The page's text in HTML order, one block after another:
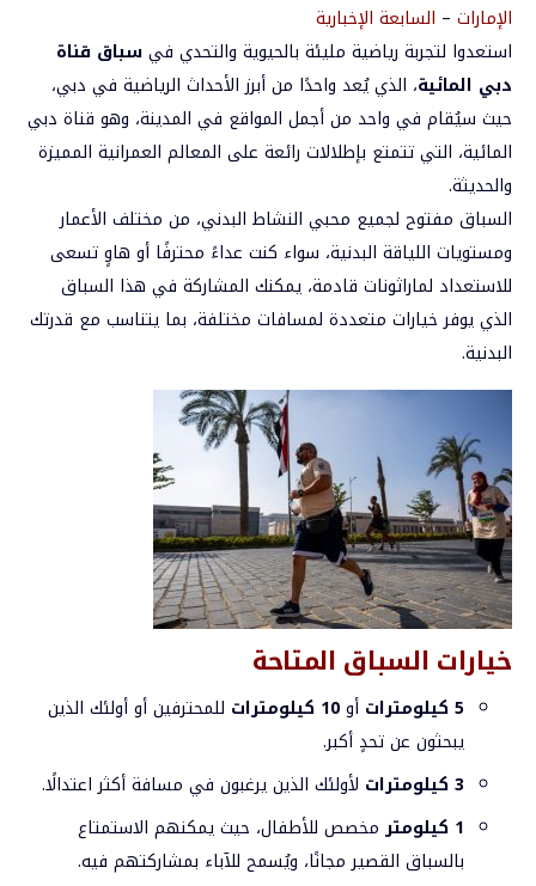
الإمارات – السابعة الإخبارية
استعدوا لتجربة رياضية مليئة بالحيوية والتحدي فيسباق قناة
دبي المائية، الذي يُعد واحدًا من أبرز الأحداث الرياضية في دبي،
حيث سيُقام في واحد من أجمل المواقع في المدينة، وهو قناة دبي
المائية، التي تتمتع بإطلالات رائعة على المعالم العمرانية المميزة
والحديثة.
السباق مفتوح لجميع محبي النشاط البدني، من مختلف الأعمار
ومستويات اللياقة البدنية، سواء كنت عداءً محترفًا أو هاوٍ تسعى
للاستعداد لماراثونات قادمة، يمكنك المشاركة في هذا السباق
الذي يوفر خيارات متعددة لمسافات مختلفة، بما يتناسب مع قدرتك
البدنية.
خيارات السباق المتاحة
5 كيلومترات أو10 كيلومترات
للمحترفين أو أولئك الذين
يبحثون عن تحدٍ أكبر.
3 كيلومترات
لأولئك الذين يرغبون في مسافة أكثر اعتدالًا.
1 كيلومتر
مخصص للأطفال، حيث يمكنهم الاستمتاع
بالسباق القصير مجانًا، ويُسمح للآباء بمشاركتهم فيه.